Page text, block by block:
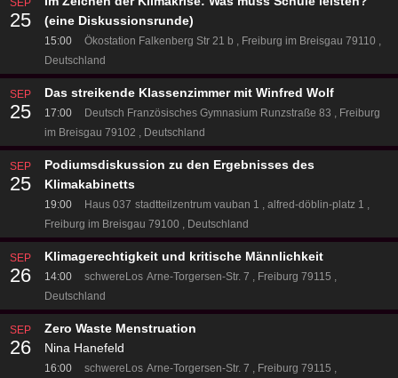
25
(eine Diskussionsrunde)
15:00 Ökostation Falkenberg Str 21 b
Freiburg im Breisgau 79110
Deutschland
SEP
25
Das streikende Klassenzimmer mit Winfred Wolf
17:00 Deutsch Französisches Gymnasium Runzstraße 83
Freiburg
im Breisgau 79102
Deutschland
SEP
25
Podiumsdiskussion zu den Ergebnisses des
Klimakabinetts
19:00 Haus 037 stadtteilzentrum vauban 1
alfred-döblin-platz 1
Freiburg im Breisgau 79100
Deutschland
SEP
26
Klimagerechtigkeit und kritische Männlichkeit
14:00 schwereLos Arne-Torgersen-Str. 7
Freiburg 79115
Deutschland
SEP
26
Zero Waste Menstruation
Nina Hanefeld
16:00 schwereLos Arne-Torgersen-Str. 7
Freiburg 79115